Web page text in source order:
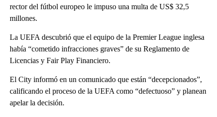
rector del fútbol europeo le impuso una multa de US$ 32,5
millones.
La UEFA descubrió que el equipo de la Premier League inglesa
había “cometido infracciones graves” de su Reglamento de
Licencias y Fair Play Financiero.
El City informó en un comunicado que están “decepcionados”,
calificando el proceso de la UEFA como “defectuoso” y planean
apelar la decisión.